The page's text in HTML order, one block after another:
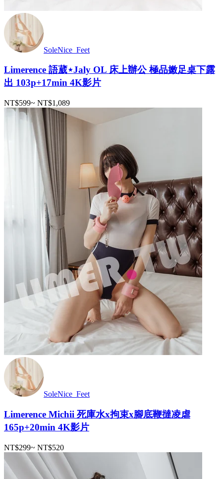
SoleNice_Feet
Limerence 語葳⋆Jaly OL 床上辦公 極品嫩足桌下露
出 103p+17min 4K影片
NT$599~ NT$1,089
SoleNice_Feet
Limerence Michii 死庫水x拘束x腳底鞭撻凌虐
165p+20min 4K影片
NT$299~ NT$520